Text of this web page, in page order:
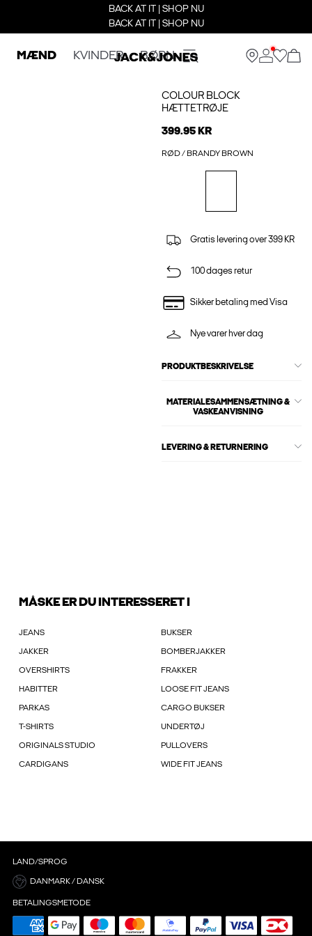
BACK AT IT | SHOP NU
BACK AT IT | SHOP NU
MÆND KVINDER BØRN
COLOUR BLOCK
HÆTTETRØJE
399.95 KR
RØD / BRANDY BROWN
Gratis levering over 399 KR
100 dages retur
Sikker betaling med Visa
Nye varer hver dag
PRODUKTBESKRIVELSE
MATERIALESAMMENSÆTNING &
VASKEANVISNING
LEVERING & RETURNERING
MÅSKE ER DU INTERESSERET I
JEANS BUKSER
JAKKER BOMBERJAKKER
OVERSHIRTS FRAKKER
HABITTER LOOSE FIT JEANS
PARKAS CARGO BUKSER
T-SHIRTS UNDERTØJ
ORIGINALS STUDIO PULLOVERS
CARDIGANS WIDE FIT JEANS
LAND/SPROG
DANMARK / DANSK
BETALINGSMETODE